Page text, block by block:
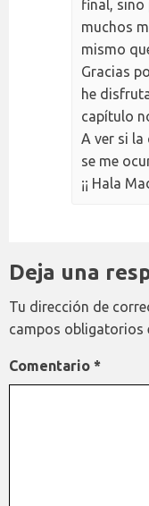
final, sino
muchos
mismo
Gracias
he
capítulo
A ver si la
se me
¡¡ Hala
Deja una
Tu dirección de
campos obligatorios
Comentario *